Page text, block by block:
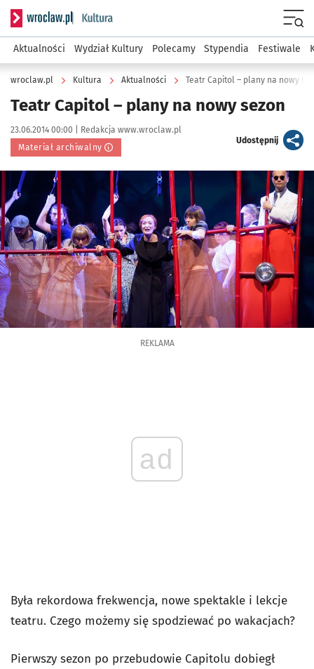
Serwis informacyjny wroclaw.pl podserwis: Kultura
Aktualności Wydział Kultury Polecamy Stypendia Festiwale
wroclaw.pl Kultura Aktualności Teatr Capitol – plany na nowy
Teatr Capitol – plany na nowy sezon
Data publikacji:
23.06.2014 00:00 | Autor:
Redakcja www.wroclaw.pl
Materiał archiwalny
Udostępnijartykuł
Kliknij, aby powiększyć
REKLAMA
ad
Była rekordowa frekwencja, nowe spektakle i lekcje
teatru. Czego możemy się spodziewać po wakacjach?
Pierwszy sezon po przebudowie Capitolu dobiegł